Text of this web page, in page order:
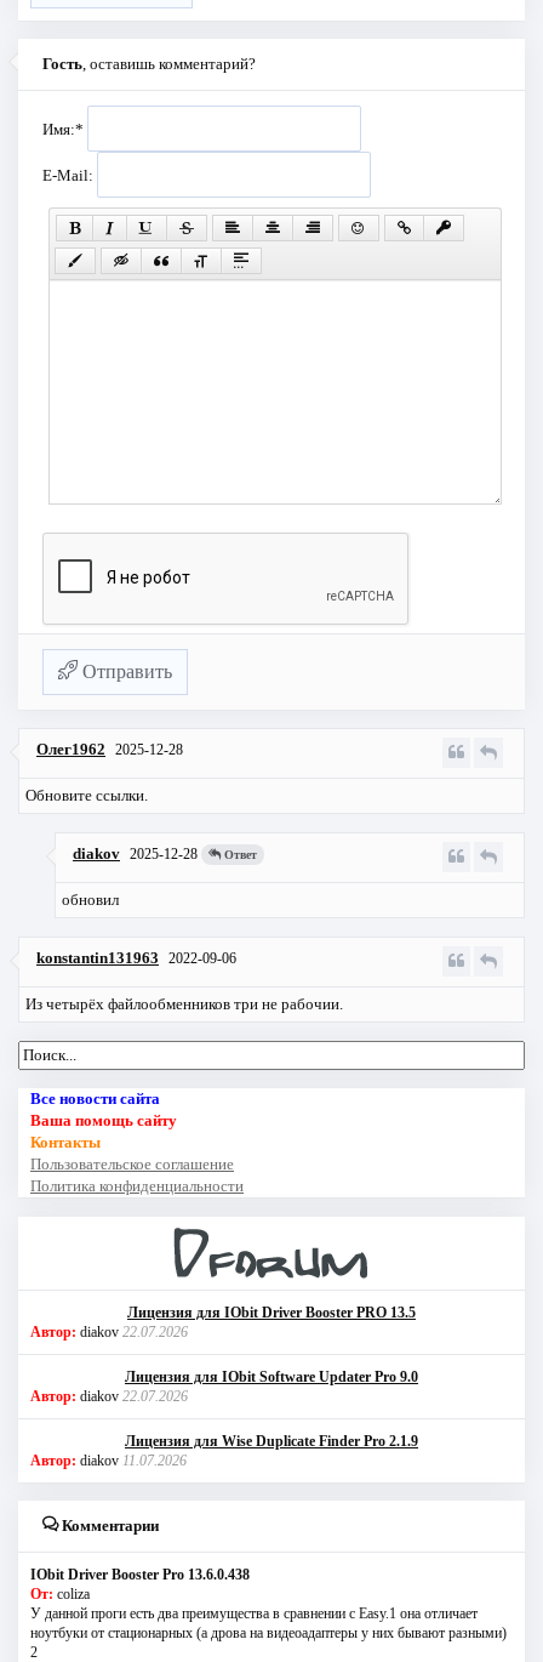
Гость , оставишь комментарий?
Имя:*
E-Mail:
Отправить
Олег1962 2025-12-28
Обновите ссылки.
diakov 2025-12-28 Ответ
обновил
konstantin131963 2022-09-06
Из четырёх файлообменников три не рабочии.
Все новости сайта
Ваша помощь сайту
Контакты
Пользовательское соглашение
Политика конфиденциальности
Лицензия для IObit Driver Booster PRO 13.5
Автор: diakov 22.07.2026
Лицензия для IObit Software Updater Pro 9.0
Автор: diakov 22.07.2026
Лицензия для Wise Duplicate Finder Pro 2.1.9
Автор: diakov 11.07.2026
Комментарии
IObit Driver Booster Pro 13.6.0.438
От: coliza
У данной проги есть два преимущества в сравнении с Easy.1 она отличает
ноутбуки от стационарных (а дрова на видеоадаптеры у них бывают разными)
2